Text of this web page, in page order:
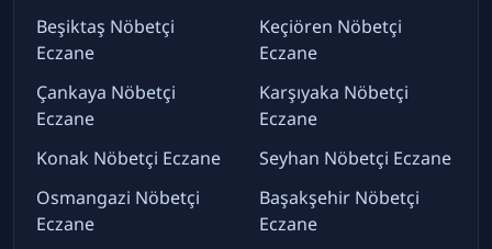
Beşiktaş Nöbetçi
Eczane
Çankaya Nöbetçi
Eczane
Konak Nöbetçi Eczane
Osmangazi Nöbetçi
Eczane
Keçiören Nöbetçi
Eczane
Karşıyaka Nöbetçi
Eczane
Seyhan Nöbetçi Eczane
Başakşehir Nöbetçi
Eczane